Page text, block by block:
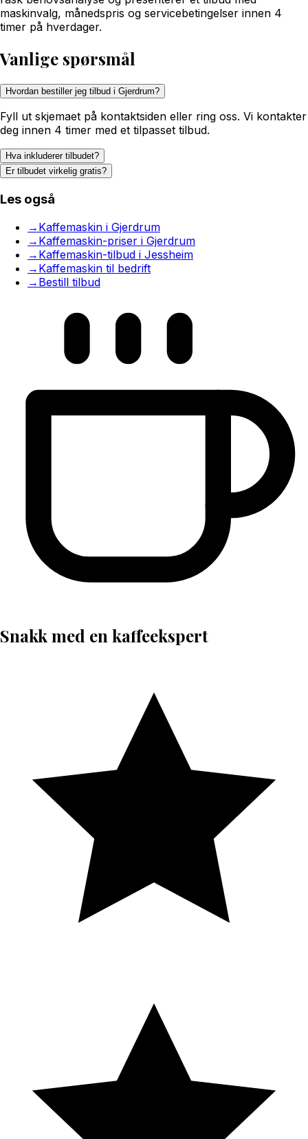
maskinvalg, månedspris og servicebetingelser innen 4
timer på hverdager.
Vanlige spørsmål
Hvordan bestiller jeg tilbud i Gjerdrum?
Fyll ut skjemaet på kontaktsiden eller ring oss. Vi kontakter
deg innen 4 timer med et tilpasset tilbud.
Hva inkluderer tilbudet?
Er tilbudet virkelig gratis?
Les også
→ Kaffemaskin i Gjerdrum
→ Kaffemaskin-priser i Gjerdrum
→ Kaffemaskin-tilbud i Jessheim
→ Kaffemaskin til bedrift
→ Bestill tilbud
Snakk med en kaffeekspert